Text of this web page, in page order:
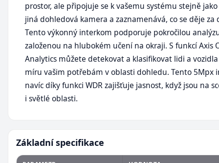
prostor, ale připojuje se k vašemu systému stejně
jiná dohledová kamera a zaznamenává, co se děje za
Tento výkonný interkom podporuje pokročilou
založenou na hlubokém učení na okraji. S funkcí Axis
Analytics můžete detekovat a klasifikovat lidi a
míru vašim potřebám v oblasti dohledu. Tento 5Mpx
navíc díky funkci WDR zajišťuje jasnost, když jsou na
i světlé oblasti.
Základní specifikace